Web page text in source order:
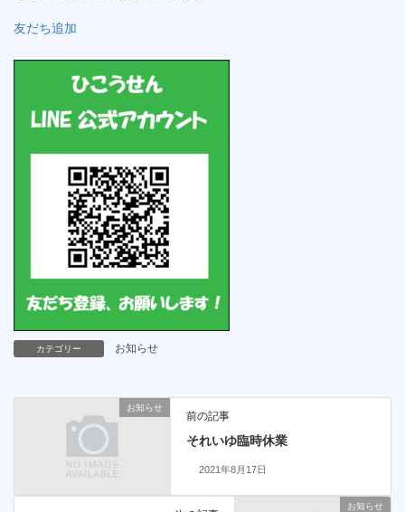
友だち追加
カテゴリー お知らせ
お知らせ
前の記事
それいゆ臨時休業
2021年8月17日
お知らせ